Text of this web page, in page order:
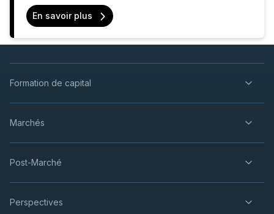
En savoir plus
Formation de capital
Marchés
Post-Marché
Perspectives